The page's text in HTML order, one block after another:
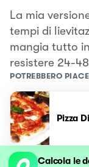
La mia
tempi di
mangia tutto
resistere 24-48
POTREBBERO
Pizza
Calcola le